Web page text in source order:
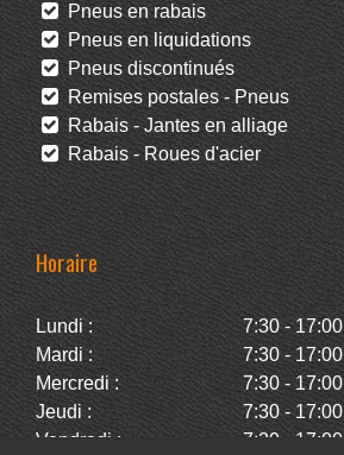
Pneus en rabais
Pneus en liquidations
Pneus discontinués
Remises postales - Pneus
Rabais - Jantes en alliage
Rabais - Roues d'acier
Horaire
Lundi :
7:30 - 17:00
Mardi :
7:30 - 17:00
Mercredi :
7:30 - 17:00
Jeudi :
7:30 - 17:00
Vendredi :
7:30 - 17:00